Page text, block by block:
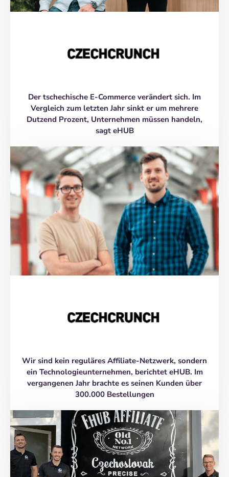
Der tschechische E-Commerce verändert sich. Im
Vergleich zum letzten Jahr sinkt er um mehrere
Dutzend Prozent, Unternehmen müssen handeln,
sagt eHUB
Wir sind kein reguläres Affiliate-Netzwerk, sondern
ein Technologieunternehmen, berichtet eHUB. Im
vergangenen Jahr brachte es seinen Kunden über
300.000 Bestellungen